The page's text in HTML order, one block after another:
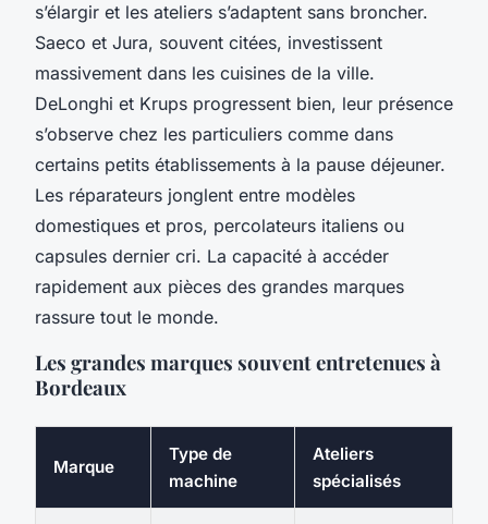
s’élargir et les ateliers s’adaptent sans broncher.
Saeco et Jura, souvent citées, investissent
massivement dans les cuisines de la ville.
DeLonghi et Krups progressent bien, leur présence
s’observe chez les particuliers comme dans
certains petits établissements à la pause déjeuner.
Les réparateurs jonglent entre modèles
domestiques et pros, percolateurs italiens ou
capsules dernier cri. La capacité à accéder
rapidement aux pièces des grandes marques
rassure tout le monde.
Les grandes marques souvent entretenues à
Bordeaux
Marque
Type de
machine
Ateliers
spécialisés